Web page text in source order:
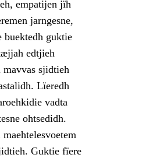
empatijen jïh
jarngesne,
buektedh guktie
edtjieh
mavvas sjidtieh
Lïeredh
vadta
ohtsedidh.
Guktie fïere